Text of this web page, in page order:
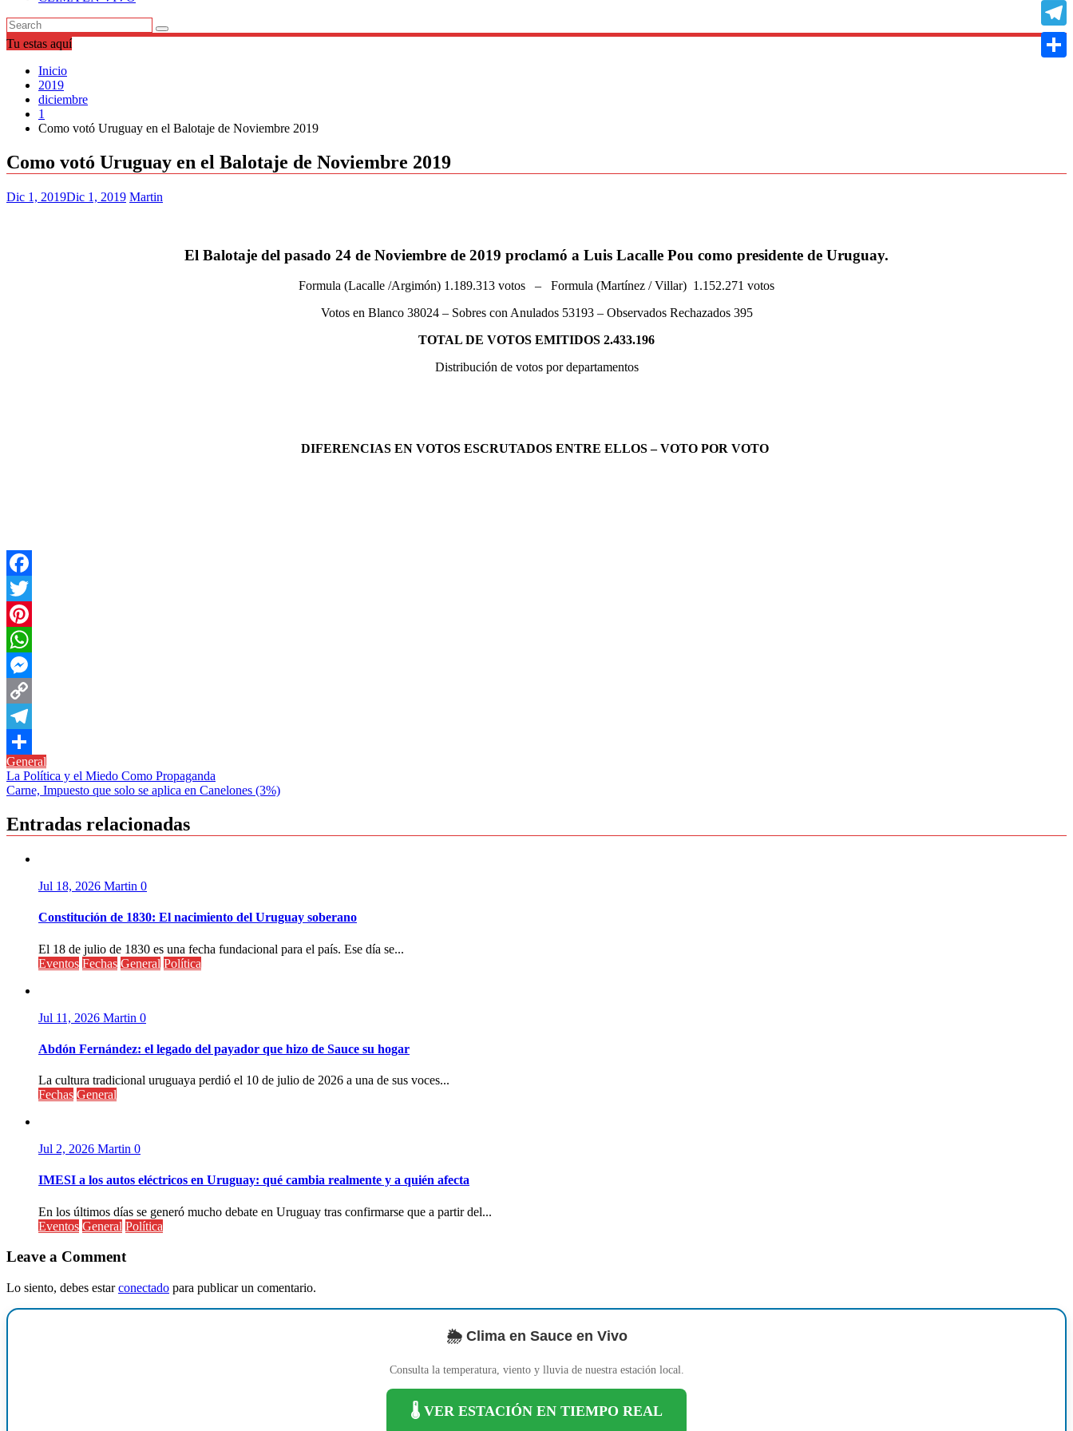
Tu estas aquí
Inicio
2019
diciembre
1
Como votó Uruguay en el Balotaje de Noviembre 2019
Como votó Uruguay en el Balotaje de Noviembre 2019
Dic 1, 2019Dic 1, 2019 Martin
El Balotaje del pasado 24 de Noviembre de 2019 proclamó a Luis Lacalle Pou como presidente de Uruguay.
Formula (Lacalle /Argimón) 1.189.313 votos – Formula (Martínez / Villar) 1.152.271 votos
Votos en Blanco 38024 – Sobres con Anulados 53193 – Observados Rechazados 395
TOTAL DE VOTOS EMITIDOS 2.433.196
Distribución de votos por departamentos
DIFERENCIAS EN VOTOS ESCRUTADOS ENTRE ELLOS – VOTO POR VOTO
Facebook
Twitter
Pinterest
WhatsApp
Messenger
Copy
Link
Telegram
Compartir
General
Navegación
de
entradas
La Política y el Miedo Como Propaganda
Carne, Impuesto que solo se aplica en Canelones (3%)
Entradas relacionadas
Jul 18, 2026 Martin 0
Constitución de 1830: El nacimiento del Uruguay soberano
El 18 de julio de 1830 es una fecha fundacional para el país. Ese día se...
Eventos Fechas General Política
Jul 11, 2026 Martin 0
Abdón Fernández: el legado del payador que hizo de Sauce su hogar
La cultura tradicional uruguaya perdió el 10 de julio de 2026 a una de sus voces...
Fechas General
Jul 2, 2026 Martin 0
IMESI a los autos eléctricos en Uruguay: qué cambia realmente y a quién afecta
En los últimos días se generó mucho debate en Uruguay tras confirmarse que a partir del...
Eventos General Política
Leave a Comment
Lo siento, debes estarconectado para publicar un comentario.
🌦️ Clima en Sauce en Vivo
Consulta la temperatura, viento y lluvia de nuestra estación local.
🌡️ VER ESTACIÓN EN TIEMPO REAL
Copy
Link